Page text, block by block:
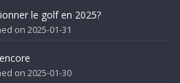
le golf en 2025?
on 2025-01-31
on 2025-01-30